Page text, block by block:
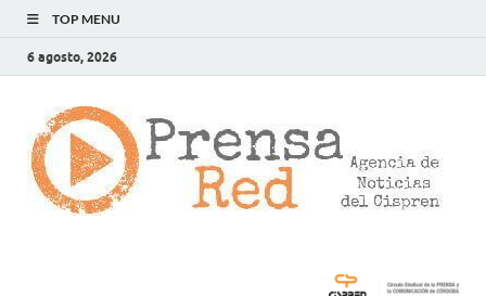
TOP MENU
6 agosto, 2026